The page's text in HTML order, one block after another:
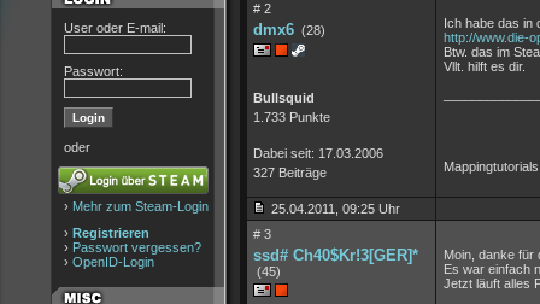
User oder E-mail:
Passwort:
oder
› Mehr zum Steam-Login
› Registrieren
› Passwort vergessen?
› OpenID-Login
# 2
dmx6 (28)
Bullsquid
1.733 Punkte
Dabei seit: 17.03.2006
327 Beiträge
Ich habe das in
http://www.die-
Btw. das im
Vllt. hilft es dir.
25.04.2011, 09:25 Uhr
# 3
ssd# Ch40$Kr!3[GER]*
(45)
Moin, danke für
Es war einfach
Jetzt läuft alles